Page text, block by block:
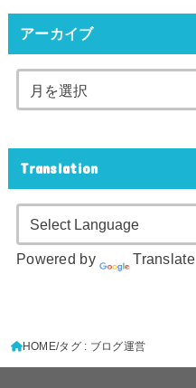
アーカイブ
Translation
Powered by Translate
HOME タグ : ブログ運営